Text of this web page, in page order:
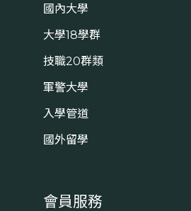
國內大學
大學18學群
技職20群類
軍警大學
入學管道
國外留學
會員服務